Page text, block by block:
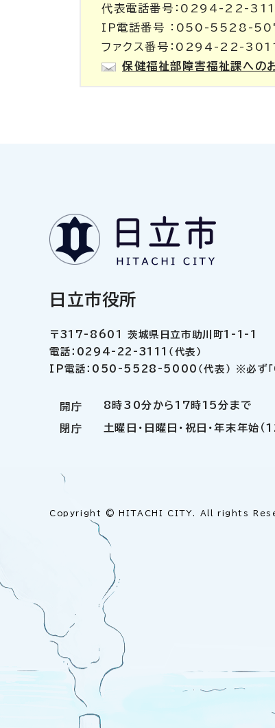
代表電話番号：0294-22-3111
IP電話番号 ：050-5528-
ファクス番号：0294-22-3011
保健福祉部障害福祉課への
日立市役所
〒317-8601 茨城県日立市助川町1-1-1
電話：0294-22-3111（代表）
IP電話：050-5528-5000（代表） ※必ず「
開庁 8時30分から17時15分まで
閉庁 土曜日・日曜日・祝日・年末年始
Copyright © HITACHI CITY. All rights